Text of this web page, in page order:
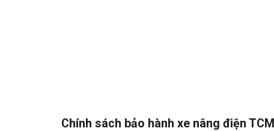
Chính sách bảo hành xe nâng điện